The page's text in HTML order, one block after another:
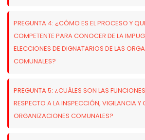
PREGUNTA 4: ¿CÓMO ES EL PROCESO Y
COMPETENTE PARA CONOCER DE LA
ELECCIONES DE DIGNATARIOS DE LAS
COMUNALES?
PREGUNTA 5: ¿CUÁLES SON LAS
RESPECTO A LA INSPECCIÓN, VIGILANCIA Y
ORGANIZACIONES COMUNALES?